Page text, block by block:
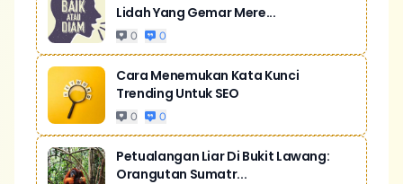
Lidah Yang Gemar Mere...
0 0
Cara Menemukan Kata Kunci
Trending Untuk SEO
0 0
Petualangan Liar Di Bukit Lawang:
Orangutan Sumatr...